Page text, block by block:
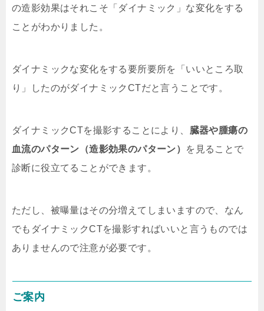
の造影効果はそれこそ「ダイナミック」な変化をする
ことがわかりました。
ダイナミックな変化をする要所要所を「いいところ取
り」したのがダイナミックCTだと言うことです。
ダイナミックCTを撮影することにより、 臓器や腫瘍の
血流のパターン（造影効果のパターン）
を見ることで
診断に役立てることができます。
ただし、被曝量はその分増えてしまいますので、なん
でもダイナミックCTを撮影すればいいと言うものでは
ありませんので注意が必要です。
ご案内